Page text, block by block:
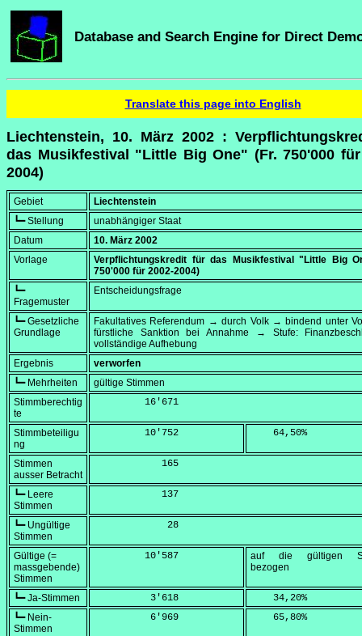
Database and Search Engine for Direct
Translate this page into English
Liechtenstein, 10. März 2002 :
das Musikfestival "Little Big One" (Fr. 750'000 für
2004)
Gebiet
Liechtenstein
┗━ Stellung
unabhängiger Staat
Datum
10. März 2002
Vorlage
Verpflichtungskredit für das Musikfestival "Little Big
750'000 für 2002-2004)
┗━
Fragemuster
Entscheidungsfrage
┗━ Gesetzliche
Grundlage
Fakultatives Referendum → durch Volk → bindend unter
fürstliche Sanktion bei Annahme → Stufe:
vollständige Aufhebung
Ergebnis
verworfen
┗━ Mehrheiten
gültige Stimmen
Stimmberechtig
te
         16'671
Stimmbeteiligu
ng
         10'752
    64,50
%
Stimmen
ausser Betracht
            165
┗━ Leere
Stimmen
            137
┗━ Ungültige
Stimmen
             28
Gültige (=
massgebende)
Stimmen
         10'587
auf die gültigen
bezogen
┗━ Ja-Stimmen
          3'618
    34,20
%
┗━ Nein-
Stimmen
          6'969
    65,80
%